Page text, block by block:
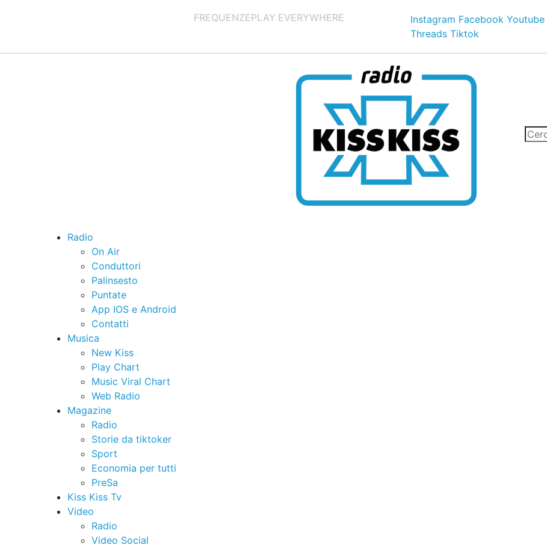
FREQUENZEPLAY EVERYWHERE Instagram Facebook Youtube
Threads Tiktok
Radio
On Air
Conduttori
Palinsesto
Puntate
App IOS e Android
Contatti
Musica
New Kiss
Play Chart
Music Viral Chart
Web Radio
Magazine
Radio
Storie da tiktoker
Sport
Economia per tutti
PreSa
Kiss Kiss Tv
Video
Radio
Video Social